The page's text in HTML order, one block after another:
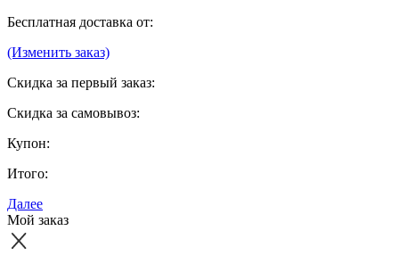
Бесплатная доставка от:
(Изменить заказ)
Скидка за первый заказ:
Скидка за самовывоз:
Купон:
Итого:
Далее
Мой заказ